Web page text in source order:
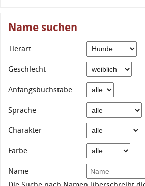
Name suchen
Tierart
Geschlecht
Anfangsbuchstabe
Sprache
Charakter
Farbe
Name